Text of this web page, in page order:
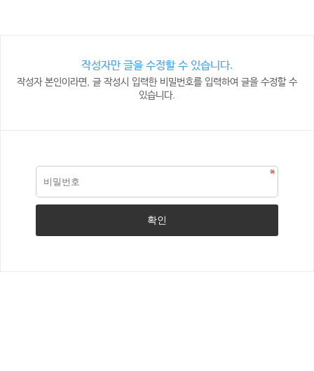
작성자만 글을 수정할 수 있습니다.
작성자 본인이라면, 글 작성시 입력한 비밀번호를 입력하여 글을 수정할 수
있습니다.